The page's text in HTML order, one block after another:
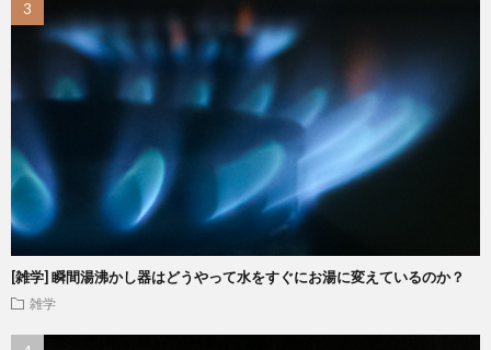
[雑学] 瞬間湯沸かし器はどうやって水をすぐにお湯に変えているのか？
雑学